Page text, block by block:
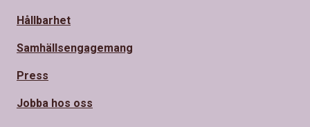
Hållbarhet
Samhällsengagemang
Press
Jobba hos oss